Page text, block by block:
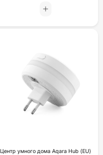
Центр умного дома Aqara Hub (EU)